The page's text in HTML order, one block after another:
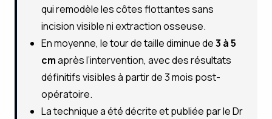
qui remodèle les côtes flottantes sans
incision visible ni extraction osseuse.
En moyenne, le tour de taille diminue de3 à 5
cmaprès l’intervention, avec des résultats
définitifs visibles à partir de 3 mois post-
opératoire.
La technique a été décrite et publiée par le Dr